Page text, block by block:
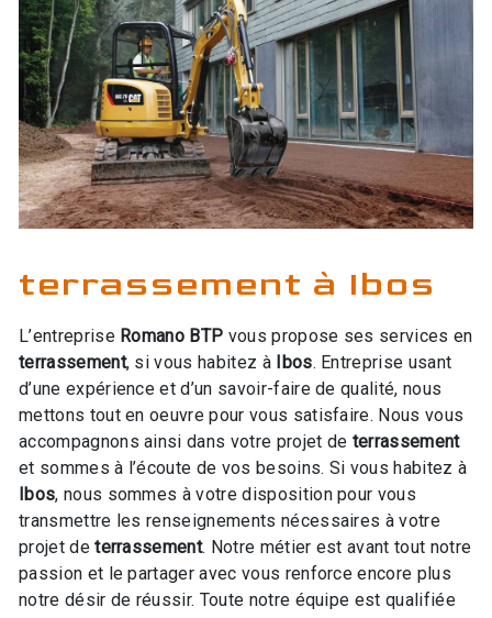
terrassement à Ibos
L’entreprise Romano BTP vous propose ses services en
terrassement, si vous habitez à Ibos. Entreprise usant
d’une expérience et d’un savoir-faire de qualité, nous
mettons tout en oeuvre pour vous satisfaire. Nous vous
accompagnons ainsi dans votre projet de terrassement
et sommes à l’écoute de vos besoins. Si vous habitez à
Ibos, nous sommes à votre disposition pour vous
transmettre les renseignements nécessaires à votre
projet deterrassement. Notre métier est avant tout notre
passion et le partager avec vous renforce encore plus
notre désir de réussir. Toute notre équipe est qualifiée